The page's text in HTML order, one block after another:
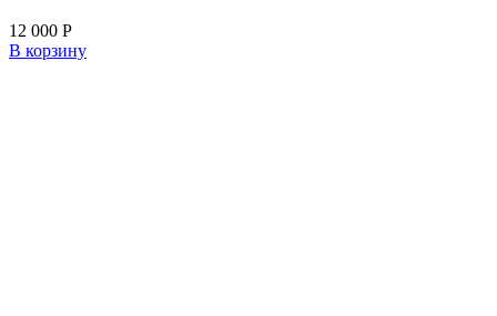
12 000 Р
В корзину